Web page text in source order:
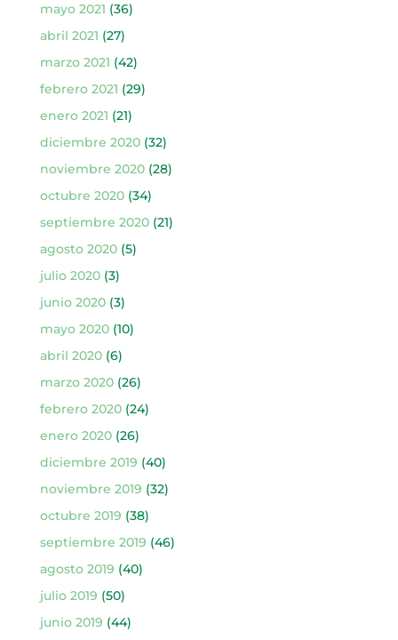
mayo 2021 (36)
abril 2021 (27)
marzo 2021 (42)
febrero 2021 (29)
enero 2021 (21)
diciembre 2020(32)
noviembre 2020(28)
octubre 2020(34)
septiembre 2020(21)
agosto 2020(5)
julio 2020(3)
junio 2020(3)
mayo 2020(10)
abril 2020(6)
marzo 2020(26)
febrero 2020(24)
enero 2020(26)
diciembre 2019 (40)
noviembre 2019 (32)
octubre 2019 (38)
septiembre 2019 (46)
agosto 2019 (40)
julio 2019 (50)
junio 2019 (44)